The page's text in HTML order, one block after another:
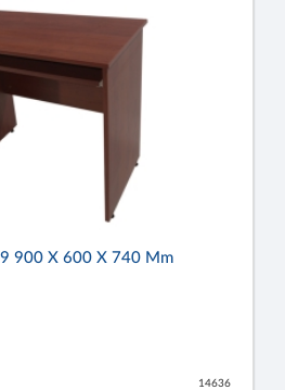
900 X 600 X 740 Mm
14636